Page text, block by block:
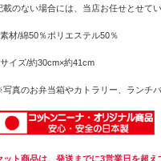
載のない場合には、当店お任せとせて
材/綿50％ポリエステル50％
イズ/約30cm×約41cm
真のお弁当箱やカトラリー、ランチ
ット商品は、発送までに3営業日を超